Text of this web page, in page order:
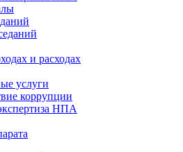
и расходах
услуги
коррупции
НПА